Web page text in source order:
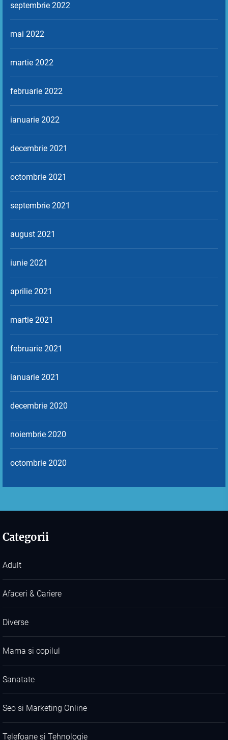
septembrie 2022
mai 2022
martie 2022
februarie 2022
ianuarie 2022
decembrie 2021
octombrie 2021
septembrie 2021
august 2021
iunie 2021
aprilie 2021
martie 2021
februarie 2021
ianuarie 2021
decembrie 2020
noiembrie 2020
octombrie 2020
Categorii
Adult
Afaceri & Cariere
Diverse
Mama si copilul
Sanatate
Seo si Marketing Online
Telefoane si Tehnologie